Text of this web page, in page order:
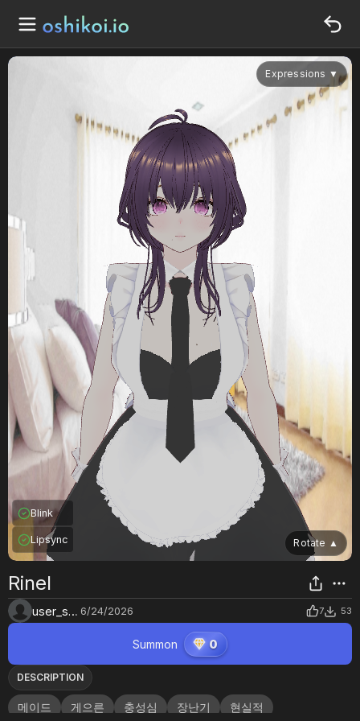
Rotate ▲
Expressions ▼
Blink
Lipsync
Rinel
user_s0fte26d 6/24/2026 7 53
Summon 0
DESCRIPTION
메이드 게으른 충성심 장난기 현실적